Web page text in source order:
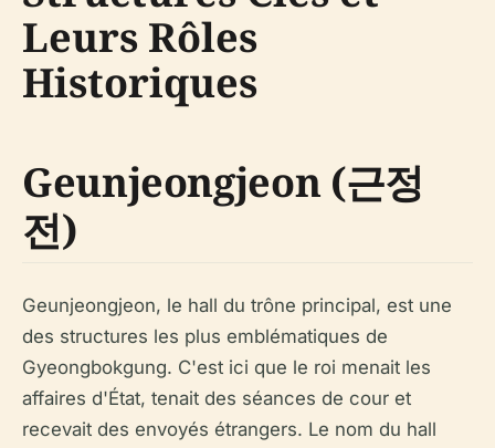
Leurs Rôles
Historiques
Geunjeongjeon (근정
전)
Geunjeongjeon, le hall du trône principal, est une
des structures les plus emblématiques de
Gyeongbokgung. C'est ici que le roi menait les
affaires d'État, tenait des séances de cour et
recevait des envoyés étrangers. Le nom du hall